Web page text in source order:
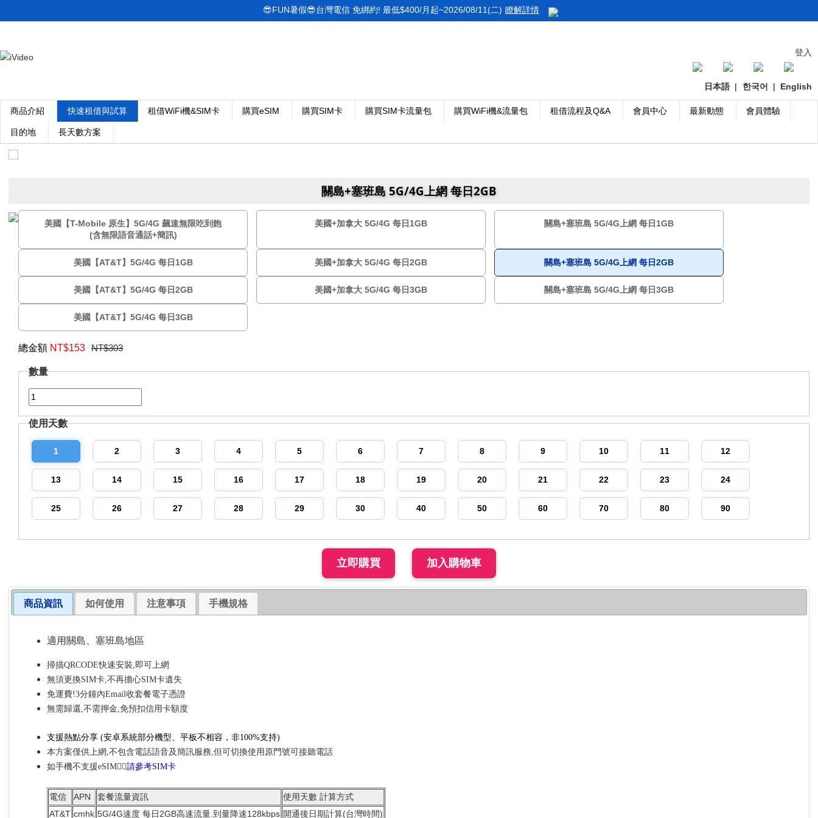
登入
日本語 | 한국어 | English
商品介紹 快速租借與試算 租借WiFi機&SIM卡 購買eSIM 購買SIM卡 購買SIM卡流量包 購買WiFi機&流量包 租借流程及Q&A 會員中心 最新動態 會員體驗
目的地 長天數方案
😎FUN暑假😎台灣電信 免綁約! 最低$400/月起~2026/08/11(二) 瞭解詳情
關島+塞班島 5G/4G上網 每日2GB
美國【T-Mobile 原生】5G/4G 飆速無限吃到飽
(含無限語音通話+簡訊)
美國+加拿大 5G/4G 每日1GB 關島+塞班島 5G/4G上網 每日1GB
美國【AT&T】5G/4G 每日1GB 美國+加拿大 5G/4G 每日2GB 關島+塞班島 5G/4G上網 每日2GB
美國【AT&T】5G/4G 每日2GB 美國+加拿大 5G/4G 每日3GB 關島+塞班島 5G/4G上網 每日3GB
美國【AT&T】5G/4G 每日3GB
總金額 NT$153 NT$303
數量
使用天數
1 2 3 4 5 6 7 8 9 10 11 12
13 14 15 16 17 18 19 20 21 22 23 24
25 26 27 28 29 30 40 50 60 70 80 90
商品資訊 如何使用 注意事項 手機規格
適用關島、塞班島地區
掃描QRCODE快速安裝,即可上網
無須更換SIM卡,不再擔心SIM卡遺失
免運費!3分鐘內Email收套餐電子憑證
無需歸還,不需押金,免預扣信用卡額度
支援熱點分享 (安卓系統部分機型、平板不相容，非100%支持)
本方案僅供上網,不包含電話語音及簡訊服務,但可切換使用原門號可接聽電話
如手機不支援eSIM👉🏼請參考SIM卡
電信 APN 套餐流量資訊
使用天數 計算方式
AT&T cmhk 5G/4G速度 每日2GB高速流量.到量降速128kbps 開通後日期計算(台灣時間)